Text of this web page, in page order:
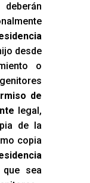
desde
o
de
legal,
de la
copia
sea